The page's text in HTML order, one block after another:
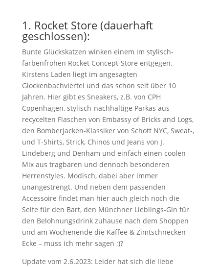
1. Rocket Store (dauerhaft
geschlossen):
Bunte Glückskatzen winken einem im stylisch-
farbenfrohen Rocket Concept-Store entgegen.
Kirstens Laden liegt im angesagten
Glockenbachviertel und das schon seit über 10
Jahren. Hier gibt es Sneakers, z.B. von CPH
Copenhagen, stylisch-nachhaltige Parkas aus
recycelten Flaschen von Embassy of Bricks and Logs,
den Bomberjacken-Klassiker von Schott NYC, Sweat-,
und T-Shirts, Strick, Chinos und Jeans von J.
Lindeberg und Denham und einfach einen coolen
Mix aus tragbaren und dennoch besonderen
Herrenstyles. Modisch, dabei aber immer
unangestrengt. Und neben dem passenden
Accessoire findet man hier auch gleich noch die
Seife für den Bart, den Münchner Lieblings-Gin für
den Belohnungsdrink zuhause nach dem Shoppen
und am Wochenende die Kaffee & Zimtschnecken
Ecke – muss ich mehr sagen ;)?
Update vom 2.6.2023: Leider hat sich die liebe